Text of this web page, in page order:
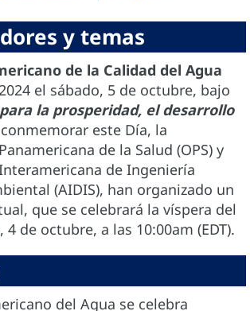
y temas
de la Calidad del Agua
el sábado, 5 de octubre, bajo
la prosperidad, el desarrollo
este Día, la
de la Salud (OPS) y
de Ingeniería
(AIDIS), han organizado un
que se celebrará la víspera del
4 de octubre, a las 10:00am (EDT).
del Agua se celebra